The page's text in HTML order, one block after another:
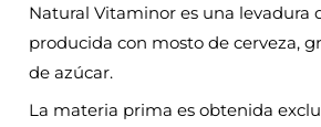
Natural Vitaminor es una levadura
producida con mosto de cerveza,
de azúcar.
La materia prima es obtenida